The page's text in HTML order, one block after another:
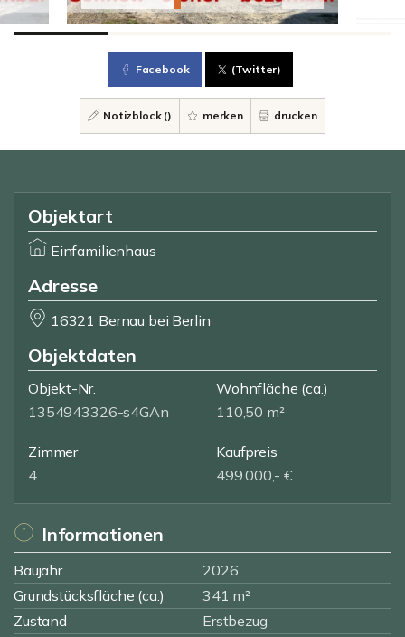
Facebook (Twitter)
Notizblock () merken drucken
Objektart
Einfamilienhaus
Adresse
16321 Bernau bei Berlin
Objektdaten
Objekt-Nr.
1354943326-s4GAn
Wohnfläche (ca.)
110,50 m²
Zimmer
4
Kaufpreis
499.000,- €
Informationen
Baujahr
2026
Grundstücksfläche (ca.)
341 m²
Zustand
Erstbezug